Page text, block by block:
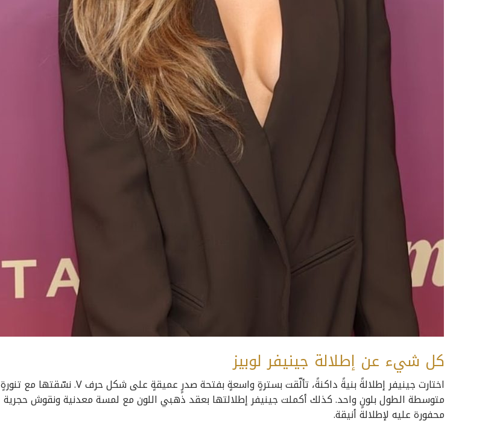
كل شيء عن إطلالة جينيفر لوبيز
اختارت جينيفر إطلالةً بنيةً داكنةً، تألّقت بسترةٍ واسعةٍ بفتحة صدرٍ عميقةٍ على شكل حرف V. نسّقتها مع تنورةٍ
متوسطة الطول بلونٍ واحد. كذلك أكملت جينيفر إطلالتها بعقد ذهبي اللون مع لمسة معدنية ونقوش حجرية
محفورة عليه لإطلالة أنيقة.